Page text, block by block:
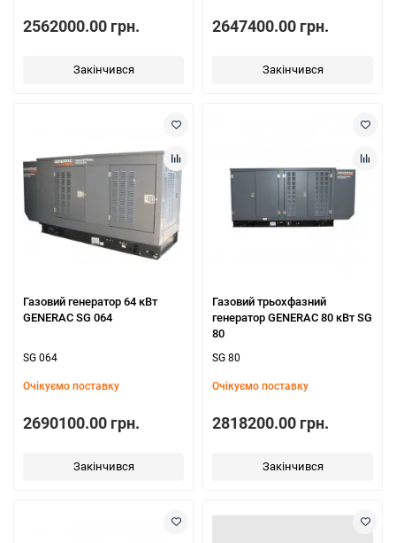
2562000.00 грн.
Закінчився
2647400.00 грн.
Закінчився
Газовий генератор 64 кВт
GENERAC SG 064
SG 064
Очікуємо поставку
2690100.00 грн.
Закінчився
Газовий трьохфазний
генератор GENERAC 80 кВт SG
80
SG 80
Очікуємо поставку
2818200.00 грн.
Закінчився